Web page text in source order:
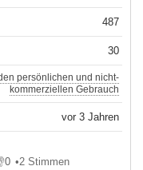
487
30
persönlichen und nicht-
kommerziellen Gebrauch
vor 3 Jahren
mir
0
Gefällt mir nicht
•2 Stimmen